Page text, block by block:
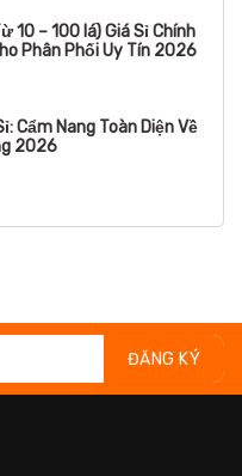
10 – 100 lá) Giá Sỉ Chính
Phân Phối Uy Tín 2026
Cẩm Nang Toàn Diện Về
2026